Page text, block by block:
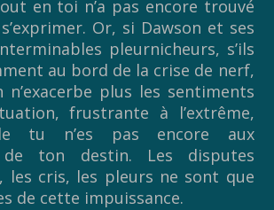
en toi n’a pas encore trouvé
Or, si Dawson et ses
pleurnicheurs, s’ils
au bord de la crise de nerf,
n’exacerbe plus les sentiments
frustrante à l’extrême,
tu n’es pas encore aux
de ton destin. Les disputes
les cris, les pleurs ne sont que
de cette impuissance.